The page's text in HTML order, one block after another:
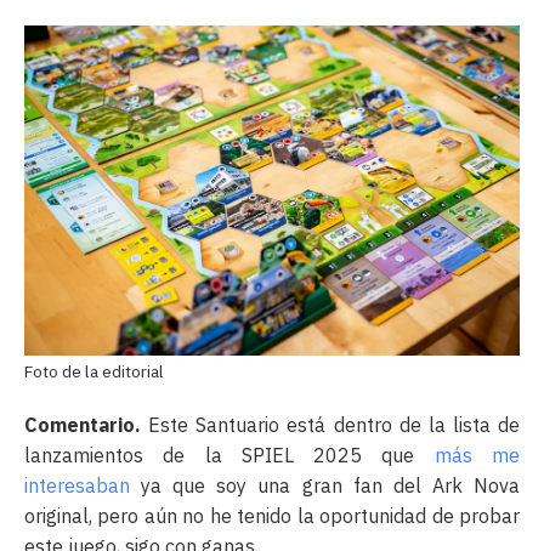
Foto de la editorial
Comentario. Este Santuario está dentro de la lista de
lanzamientos de la SPIEL 2025 que más me
interesaban ya que soy una gran fan del Ark Nova
original, pero aún no he tenido la oportunidad de probar